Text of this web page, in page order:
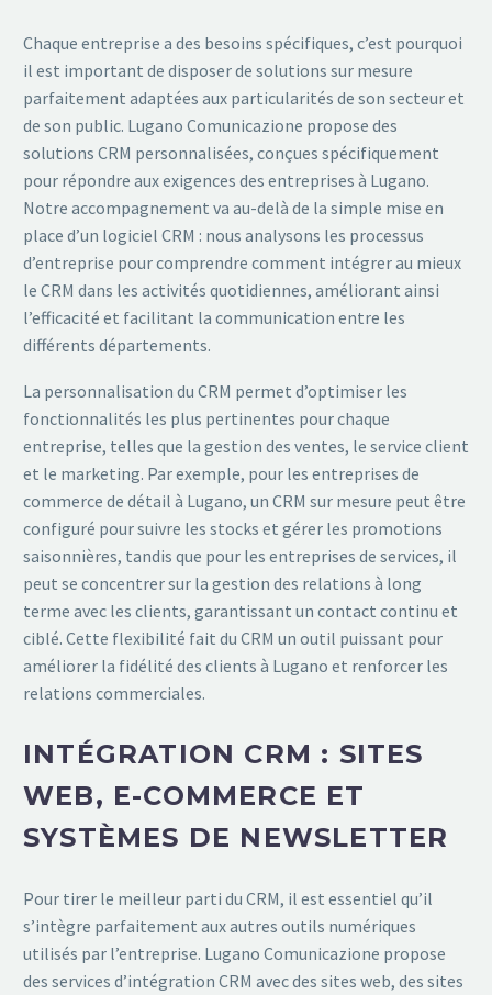
Chaque entreprise a des besoins spécifiques, c’est pourquoi
il est important de disposer de solutions sur mesure
parfaitement adaptées aux particularités de son secteur et
de son public. Lugano Comunicazione propose des
solutions CRM personnalisées, conçues spécifiquement
pour répondre aux exigences des entreprises à Lugano.
Notre accompagnement va au-delà de la simple mise en
place d’un logiciel CRM : nous analysons les processus
d’entreprise pour comprendre comment intégrer au mieux
le CRM dans les activités quotidiennes, améliorant ainsi
l’efficacité et facilitant la communication entre les
différents départements.
La personnalisation du CRM permet d’optimiser les
fonctionnalités les plus pertinentes pour chaque
entreprise, telles que la gestion des ventes, le service client
et le marketing. Par exemple, pour les entreprises de
commerce de détail à Lugano, un CRM sur mesure peut être
configuré pour suivre les stocks et gérer les promotions
saisonnières, tandis que pour les entreprises de services, il
peut se concentrer sur la gestion des relations à long
terme avec les clients, garantissant un contact continu et
ciblé. Cette flexibilité fait du CRM un outil puissant pour
améliorer la fidélité des clients à Lugano et renforcer les
relations commerciales.
INTÉGRATION CRM : SITES
WEB, E-COMMERCE ET
SYSTÈMES DE NEWSLETTER
Pour tirer le meilleur parti du CRM, il est essentiel qu’il
s’intègre parfaitement aux autres outils numériques
utilisés par l’entreprise. Lugano Comunicazione propose
des services d’intégration CRM avec des sites web, des sites